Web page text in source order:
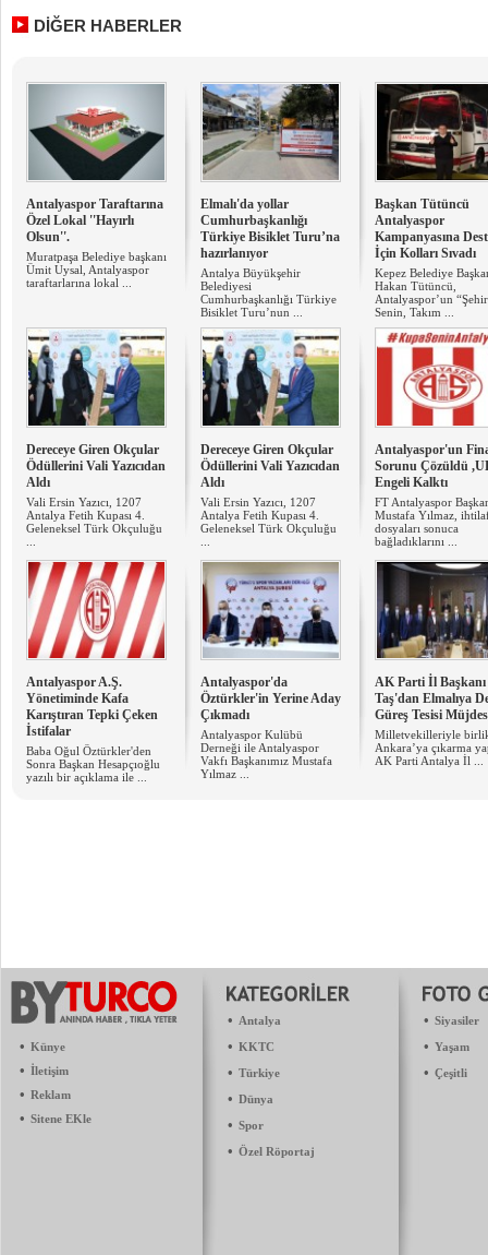
DİĞER HABERLER
Antalyaspor Taraftarına
Özel Lokal ''Hayırlı
Olsun''.
Muratpaşa Belediye başkanı
Ümit Uysal, Antalyaspor
taraftarlarına lokal ...
Elmalı'da yollar
Cumhurbaşkanlığı
Türkiye Bisiklet Turu’na
hazırlanıyor
Antalya Büyükşehir
Belediyesi
Cumhurbaşkanlığı Türkiye
Bisiklet Turu’nun ...
Başkan Tütüncü
Antalyaspor
Kampanyasına
İçin Kolları Sıvadı
Kepez Belediye
Hakan Tütüncü,
Antalyaspor’un “Şehir
Senin, Takım ...
Dereceye Giren Okçular
Ödüllerini Vali Yazıcıdan
Aldı
Vali Ersin Yazıcı, 1207
Antalya Fetih Kupası 4.
Geleneksel Türk Okçuluğu
Dereceye Giren Okçular
Ödüllerini Vali Yazıcıdan
Aldı
Vali Ersin Yazıcı, 1207
Antalya Fetih Kupası 4.
Geleneksel Türk Okçuluğu
Antalyaspor'un
Sorunu Çözüldü
Engeli Kalktı
FT Antalyaspor
Mustafa Yılmaz,
dosyaları sonuca
bağladıklarını ...
Antalyaspor A.Ş.
Yönetiminde Kafa
Karıştıran Tepki Çeken
İstifalar
Baba Oğul Öztürkler'den
Sonra Başkan Hesapçıoğlu
yazılı bir açıklama ile ...
Antalyaspor'da
Öztürkler'in Yerine Aday
Çıkmadı
Antalyaspor Kulübü
Derneği ile Antalyaspor
Vakfı Başkanımız Mustafa
Yılmaz ...
AK Parti İl Başkanı
Taş'dan Elmalıya
Güreş Tesisi
Milletvekilleriyle
Ankara’ya çıkarma
AK Parti Antalya İl ...
• Künye
• İletişim
• Reklam
• Sitene EKle
• Antalya
• KKTC
• Türkiye
• Dünya
• Spor
• Özel Röportaj
• Siyasiler
• Yaşam
• Çeşitli